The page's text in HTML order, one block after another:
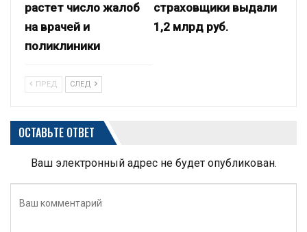
растет число жалоб
на врачей и
поликлиники
страховщики выдали
1,2 млрд руб.
ПРЕД СЛЕД
ОСТАВЬТЕ ОТВЕТ
Ваш электронный адрес не будет опубликован.